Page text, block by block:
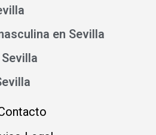
en Sevilla